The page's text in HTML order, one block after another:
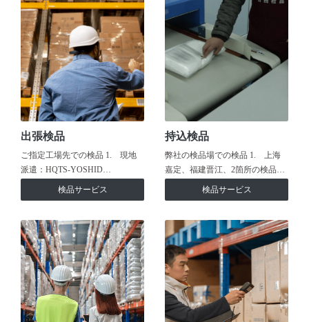
出張検品
ご指定工場先での検品 1. 現地
派遣：HQTS-YOSHID…
検品サービス
持込検品
弊社の検品場での検品 1. 上海
嘉定、福建晋江、2箇所の検品…
検品サービス